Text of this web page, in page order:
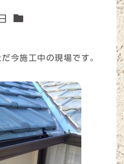
今施工中の現場です。